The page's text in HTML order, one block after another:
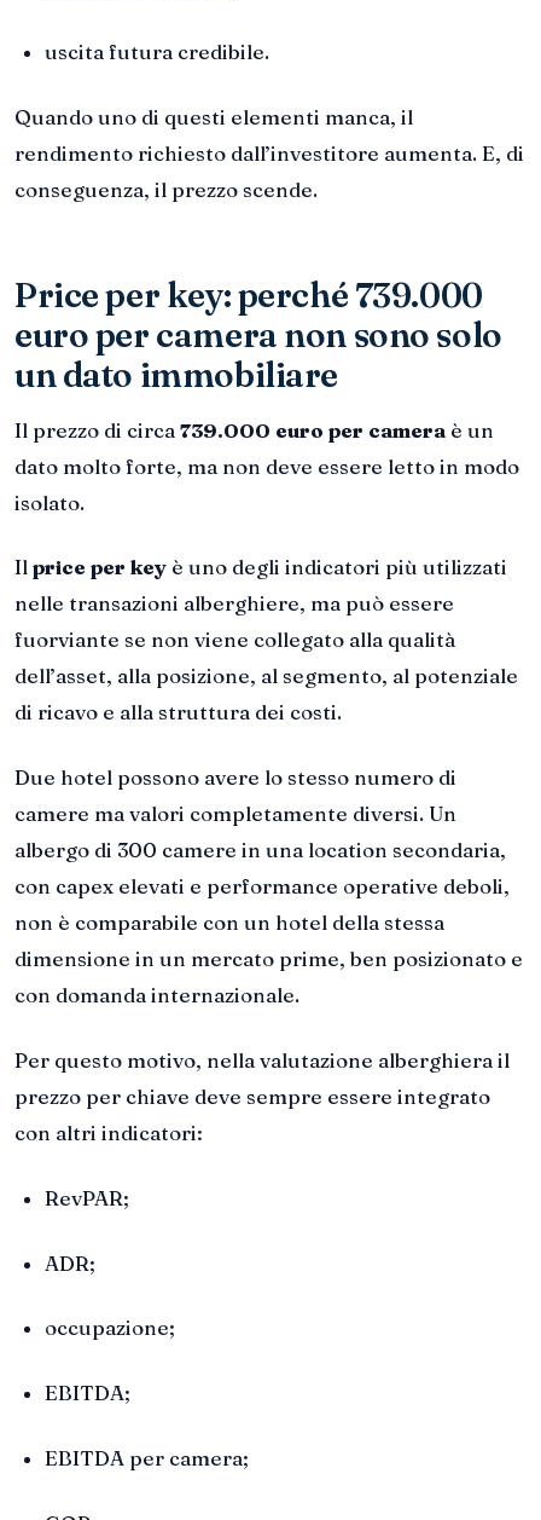
uscita futura credibile.
Quando uno di questi elementi manca, il
rendimento richiesto dall’investitore aumenta. E, di
conseguenza, il prezzo scende.
Price per key: perché 739.000
euro per camera non sono solo
un dato immobiliare
Il prezzo di circa 739.000 euro per camera è un
dato molto forte, ma non deve essere letto in modo
isolato.
Ilprice per key è uno degli indicatori più utilizzati
nelle transazioni alberghiere, ma può essere
fuorviante se non viene collegato alla qualità
dell’asset, alla posizione, al segmento, al potenziale
di ricavo e alla struttura dei costi.
Due hotel possono avere lo stesso numero di
camere ma valori completamente diversi. Un
albergo di 300 camere in una location secondaria,
con capex elevati e performance operative deboli,
non è comparabile con un hotel della stessa
dimensione in un mercato prime, ben posizionato e
con domanda internazionale.
Per questo motivo, nella valutazione alberghiera il
prezzo per chiave deve sempre essere integrato
con altri indicatori:
RevPAR;
ADR;
occupazione;
EBITDA;
EBITDA per camera;